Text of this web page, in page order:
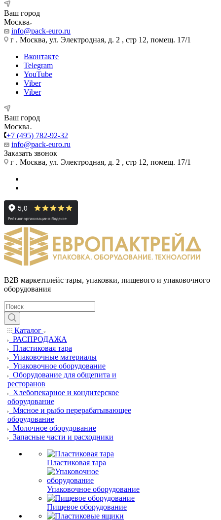
Ваш город
Москва
info@pack-euro.ru
г . Москва, ул. Электродная, д. 2 , стр 12, помещ. 17/1
Вконтакте
Telegram
YouTube
Viber
Viber
Ваш город
Москва
+7 (495) 782-92-32
info@pack-euro.ru
Заказать звонок
г . Москва, ул. Электродная, д. 2 , стр 12, помещ. 17/1
B2B маркетплейс тары, упаковки, пищевого и упаковочного
оборудования
Каталог
РАСПРОДАЖА
Пластиковая тара
Упаковочные материалы
Упаковочное оборудование
Оборудование для общепита и
ресторанов
Хлебопекарное и кондитерское
оборудование
Мясное и рыбо перерабатывающее
оборудование
Молочное оборудование
Запасные части и расходники
Пластиковая тара
Упаковочное оборудование
Пищевое оборудование